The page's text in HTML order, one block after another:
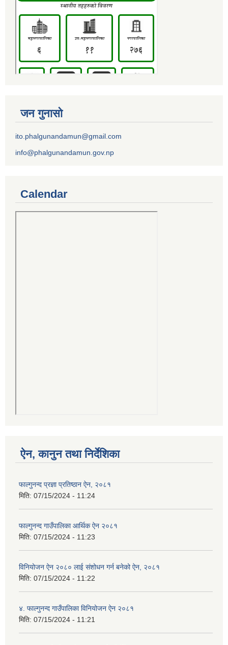
जन गुनासो
ito.phalgunandamun@gmail.com
info@phalgunandamun.gov.np
Calendar
ऐन, कानुन तथा निर्देशिका
फाल्गुनन्द प्रज्ञा प्रतिष्ठान ऐन, २०८१
मिति: 07/15/2024 - 11:24
फाल्गुनन्द गाउँपालिका आर्थिक ऐन २०८१
मिति: 07/15/2024 - 11:23
विनियोजन ऐन २०८० लाई संशोधन गर्न बनेको ऐन, २०८१
मिति: 07/15/2024 - 11:22
४. फाल्गुनन्द गाउँपालिका विनियोजन ऐन २०८१
मिति: 07/15/2024 - 11:21